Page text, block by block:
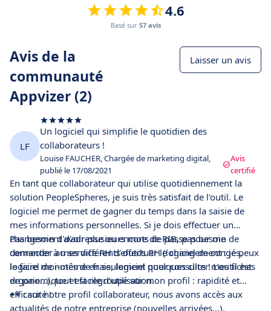
4.6
Basé sur 57 avis
Avis de la
communauté
Appvizer (2)
Laisser un avis
LF
Un logiciel qui simplifie le quotidien des
collaborateurs !
Louise FAUCHER, Chargée de marketing digital,
publié le 17/08/2021
Avis
certifié
En tant que collaborateur qui utilise quotidiennement la
solution PeopleSpheres, je suis très satisfait de l'outil. Le
logiciel me permet de gagner du temps dans la saisie de
mes informations personnelles. Si je dois effectuer un
changement d'adresse ou encore de RIB, pas besoin de
demander au service RH d'effectuer le changement : je peux
le faire moi-même en seulement quelques clics ! L'outil est
ergonomique et facile d'utilisation.
Pas besoin d'avoir plusieurs mots de passe pour me
connecter à mes différents outils RH (logiciel de congés,
logiciel de notes de frais, logiciel pour consulter mes fiches
de paie...), tout est regroupé sur mon profil : rapidité et
efficacité !
++ :sur notre profil collaborateur, nous avons accès aux
actualités de notre entreprise (nouvelles arrivées...).